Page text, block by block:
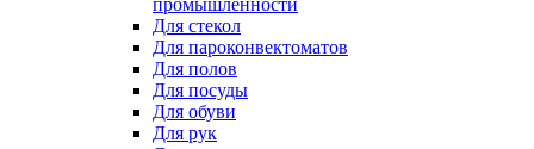
промышленности
Для стекол
Для пароконвектоматов
Для полов
Для посуды
Для обуви
Для рук